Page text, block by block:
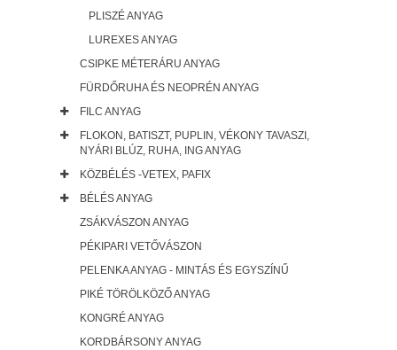
PLISZÉ ANYAG
LUREXES ANYAG
CSIPKE MÉTERÁRU ANYAG
FÜRDŐRUHA ÉS NEOPRÉN ANYAG
FILC ANYAG
FLOKON, BATISZT, PUPLIN, VÉKONY TAVASZI,
NYÁRI BLÚZ, RUHA, ING ANYAG
KÖZBÉLÉS -VETEX, PAFIX
BÉLÉS ANYAG
ZSÁKVÁSZON ANYAG
PÉKIPARI VETŐVÁSZON
PELENKA ANYAG - MINTÁS ÉS EGYSZÍNŰ
PIKÉ TÖRÖLKÖZŐ ANYAG
KONGRÉ ANYAG
KORDBÁRSONY ANYAG